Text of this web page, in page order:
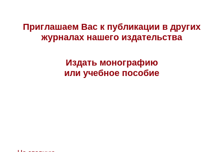
Приглашаем Вас к публикации в других
журналах нашего издательства
Издать монографию
или учебное пособие